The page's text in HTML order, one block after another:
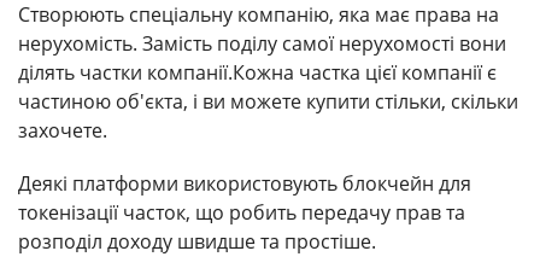
Створюють спеціальну компанію, яка має права на
нерухомість. Замість поділу самої нерухомості вони
ділять частки компанії.Кожна частка цієї компанії є
частиною об'єкта, і ви можете купити стільки, скільки
захочете.
Деякі платформи використовують блокчейн для
токенізації часток, що робить передачу прав та
розподіл доходу швидше та простіше.